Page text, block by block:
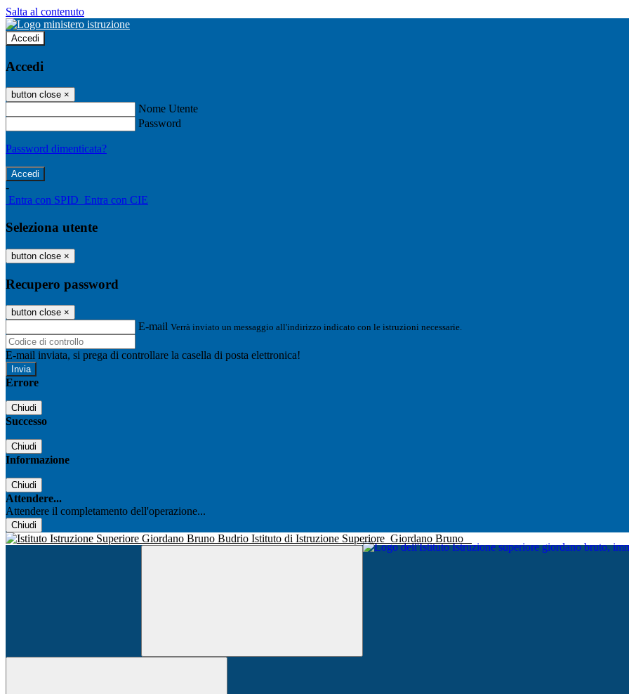
Salta al contenuto
Accedi
Accedi
button close ×
Nome Utente
Password
Password dimenticata?
-
Entra con SPID Entra con CIE
Seleziona utente
button close ×
Recupero password
button close ×
E-mail Verrà inviato un messaggio all'indirizzo indicato con le istruzioni necessarie.
E-mail inviata, si prega di controllare la casella di posta elettronica!
Errore
Chiudi
Successo
Chiudi
Informazione
Chiudi
Attendere...
Attendere il completamento dell'operazione...
Chiudi
Istituto di Istruzione Superiore Giordano Bruno